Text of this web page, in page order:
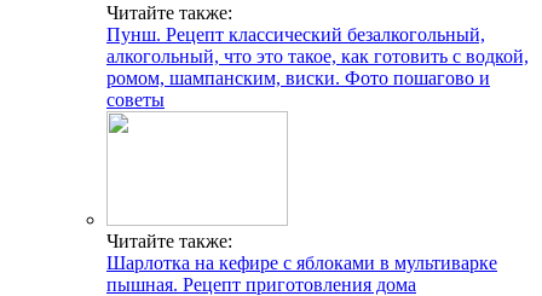
Читайте также:
Пунш. Рецепт классический безалкогольный,
алкогольный, что это такое, как готовить с водкой,
ромом, шампанским, виски. Фото пошагово и
советы
Читайте также:
Шарлотка на кефире с яблоками в мультиварке
пышная. Рецепт приготовления дома